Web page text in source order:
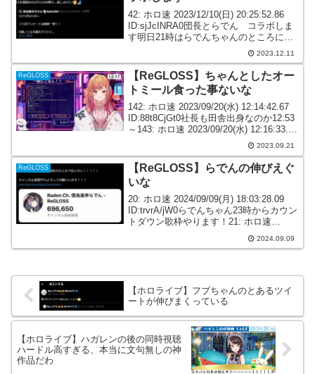
42: ホロ速 2023/12/10(日) 20:25:52.86
ID:sjJcINRA0団長とらでん コラボしま
す明日21時はらでんちゃんのところにお
邪魔します🥳初コラボどきどきだああ
あ！日本酒飲みながらのお喋り…楽しみ
だい😚🍶 — 白...
2023.12.11
ReGLOSS
【ReGLOSS】ちゃんとしたオー
トミール食った事ないな
142: ホロ速 2023/09/20(水) 12:14:42.67
ID:88t8CjGt0社長も田舎出身なのか12:53
～143: ホロ速 2023/09/20(水) 12:16:33.76
ID:88t8CjGt0オートみーる？そこま...2023.09.21
ReGLOSS
【ReGLOSS】らでんの伸びえぐ
いな
20: ホロ速 2024/09/09(月) 18:03:28.09
ID:trvrA/jW0らでんちゃん23時からカウン
トダウン歌枠やります！21: ホロ速
2024/09/09(月) 18:03:55.51 ID:trvrA/jW0
2024.09.09
【ホロライブ】フブちゃんのとあるツイ
ートが伸びまくっている
【ホロライブ】ハガレンの後の同時視聴
ハードル高すぎる、本当に文句無しの神
作品だわ